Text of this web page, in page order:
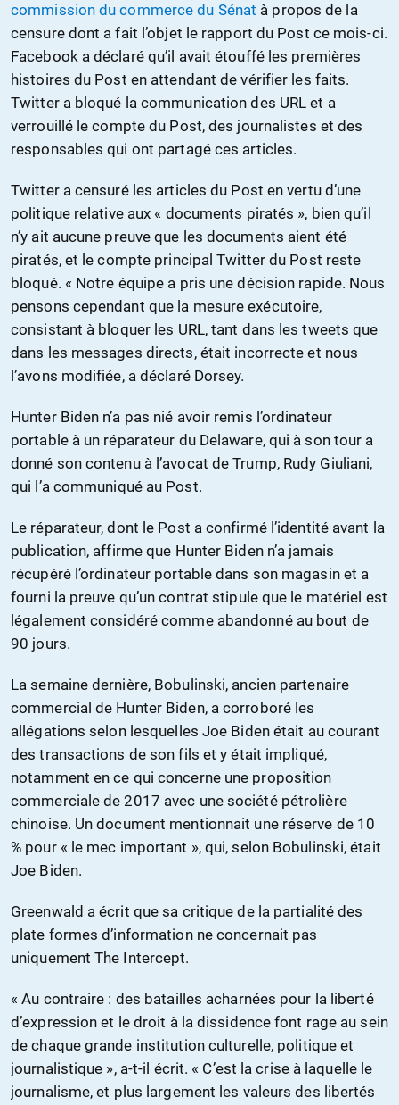
commission du commerce du Sénat à propos de la
censure dont a fait l’objet le rapport du Post ce mois-ci.
Facebook a déclaré qu’il avait étouffé les premières
histoires du Post en attendant de vérifier les faits.
Twitter a bloqué la communication des URL et a
verrouillé le compte du Post, des journalistes et des
responsables qui ont partagé ces articles.
Twitter a censuré les articles du Post en vertu d’une
politique relative aux « documents piratés », bien qu’il
n’y ait aucune preuve que les documents aient été
piratés, et le compte principal Twitter du Post reste
bloqué. « Notre équipe a pris une décision rapide. Nous
pensons cependant que la mesure exécutoire,
consistant à bloquer les URL, tant dans les tweets que
dans les messages directs, était incorrecte et nous
l’avons modifiée, a déclaré Dorsey.
Hunter Biden n’a pas nié avoir remis l’ordinateur
portable à un réparateur du Delaware, qui à son tour a
donné son contenu à l’avocat de Trump, Rudy Giuliani,
qui l’a communiqué au Post.
Le réparateur, dont le Post a confirmé l’identité avant la
publication, affirme que Hunter Biden n’a jamais
récupéré l’ordinateur portable dans son magasin et a
fourni la preuve qu’un contrat stipule que le matériel est
légalement considéré comme abandonné au bout de
90 jours.
La semaine dernière, Bobulinski, ancien partenaire
commercial de Hunter Biden, a corroboré les
allégations selon lesquelles Joe Biden était au courant
des transactions de son fils et y était impliqué,
notamment en ce qui concerne une proposition
commerciale de 2017 avec une société pétrolière
chinoise. Un document mentionnait une réserve de 10
% pour « le mec important », qui, selon Bobulinski, était
Joe Biden.
Greenwald a écrit que sa critique de la partialité des
plate formes d’information ne concernait pas
uniquement The Intercept.
« Au contraire : des batailles acharnées pour la liberté
d’expression et le droit à la dissidence font rage au sein
de chaque grande institution culturelle, politique et
journalistique », a-t-il écrit. « C’est la crise à laquelle le
journalisme, et plus largement les valeurs des libertés